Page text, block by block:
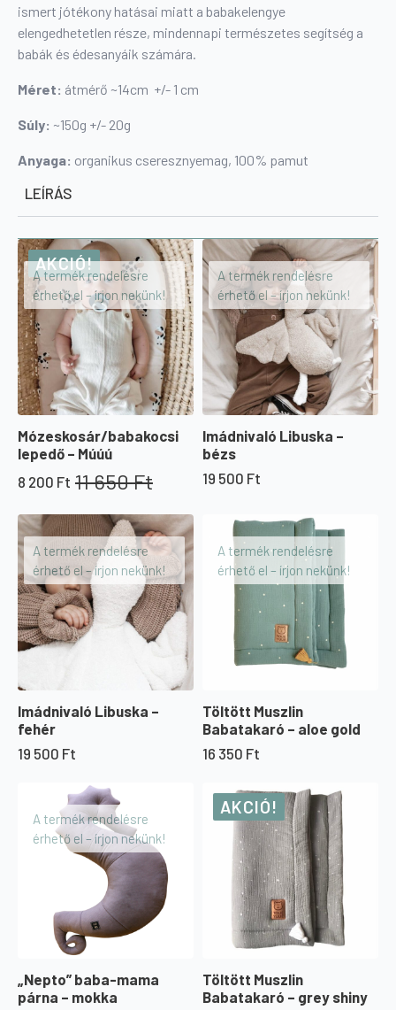
ismert jótékony hatásai miatt a babakelengye
elengedhetetlen része, mindennapi természetes segítség a
babák és édesanyáik számára.
Méret: átmérő ~14cm +/- 1 cm
Súly: ~150g +/- 20g
Anyaga: organikus cseresznyemag, 100% pamut
LEÍRÁS
AKCIÓ!
A termék rendelésre
érhető el – írjon nekünk!
Mózeskosár/babakocsi
lepedő – Múúú
11 650Ft
Original
was:
11
650 Ft.
8 200 Ft
Current
is:
8
200 Ft.
A termék rendelésre
érhető el – írjon nekünk!
Imádnivaló Libuska –
bézs
19 500 Ft
A termék rendelésre
érhető el – írjon nekünk!
Imádnivaló Libuska –
fehér
19 500 Ft
A termék rendelésre
érhető el – írjon nekünk!
Töltött Muszlin
Babatakaró – aloe gold
16 350 Ft
A termék rendelésre
érhető el – írjon nekünk!
„Nepto” baba-mama
párna – mokka
AKCIÓ!
Töltött Muszlin
Babatakaró – grey shiny